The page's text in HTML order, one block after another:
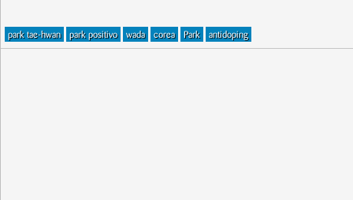
park tae-hwan park positivo wada corea Park antidoping